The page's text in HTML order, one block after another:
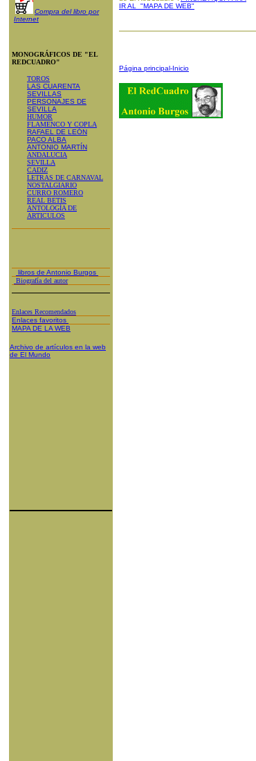
Compra del libro por
Internet
MONOGRÁFICOS DE "EL
REDCUADRO"
TOROS
LAS CUARENTA
SEVILLAS
PERSONAJES DE
SEVILLA
HUMOR
FLAMENCO Y COPLA
RAFAEL DE LEÓN
PACO ALBA
ANTONIO MARTÍN
ANDALUCIA
SEVILLA
CADIZ
LETRAS DE CARNAVAL
NOSTALGIARIO
CURRO ROMERO
REAL BETIS
ANTOLOGÍA DE
ARTICULOS
libros de Antonio Burgos
Biografía del autor
Enlaces Recomendados
Enlaces favoritos
MAPA DE LA WEB
Archivo de artículos en la web
de El Mundo
IR AL "MAPA DE WEB"
Página principal-Inicio